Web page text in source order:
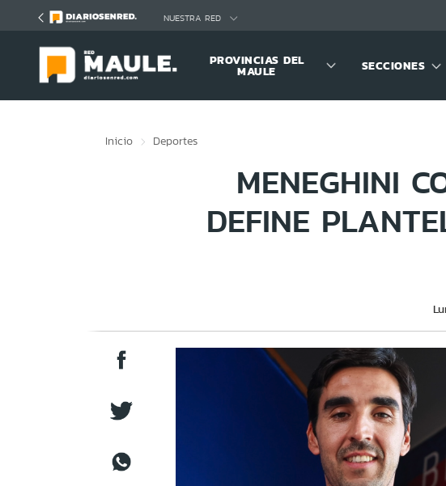
NUESTRA RED
PROVINCIAS DEL
MAULE SECCIONES
Inicio Deportes
MENEGHINI
DEFINE